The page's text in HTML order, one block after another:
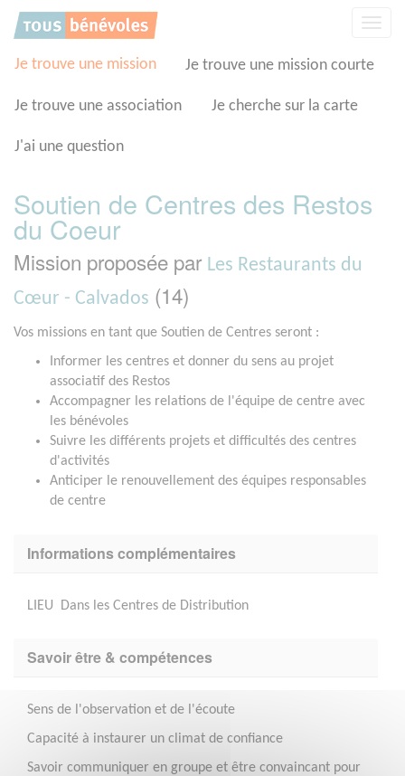
Je trouve une mission Je trouve une mission courte
Je trouve une association Je cherche sur la carte
J'ai une question
Soutien de Centres des Restos
du Coeur
Mission proposée par Les Restaurants du
Cœur - Calvados (14)
Vos missions en tant que Soutien de Centres seront :
Informer les centres et donner du sens au projet
associatif des Restos
Accompagner les relations de l'équipe de centre avec
les bénévoles
Suivre les différents projets et difficultés des centres
d'activités
Anticiper le renouvellement des équipes responsables
de centre
Informations complémentaires
LIEU Dans les Centres de Distribution
Savoir être & compétences
Sens de l'observation et de l'écoute
Capacité à instaurer un climat de confiance
Savoir communiquer en groupe et être convaincant pour
Panneau de gestion des cookies